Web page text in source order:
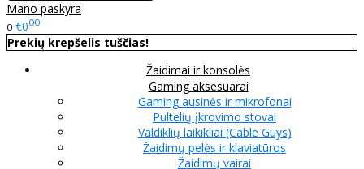
Mano paskyra
0 €000
Prekių krepšelis tuščias!
Žaidimai ir konsolės
Gaming aksesuarai
Gaming ausinės ir mikrofonai
Pultelių įkrovimo stovai
Valdiklių laikikliai (Cable Guys)
Žaidimų pelės ir klaviatūros
Žaidimų vairai